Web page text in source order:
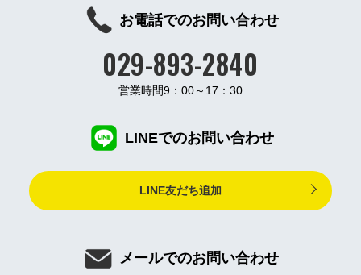
お電話でのお問い合わせ
029-893-2840
営業時間9：00～17：30
LINEでのお問い合わせ
LINE友だち追加
メールでのお問い合わせ